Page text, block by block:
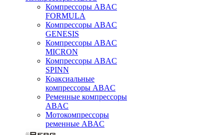
Компрессоры ABAC
FORMULA
Компрессоры ABAC
GENESIS
Компрессоры ABAC
MICRON
Компрессоры ABAC
SPINN
Коаксиальные
компрессоры ABAC
Ременные компрессоры
ABAC
Мотокомпрессоры
ременные ABAC